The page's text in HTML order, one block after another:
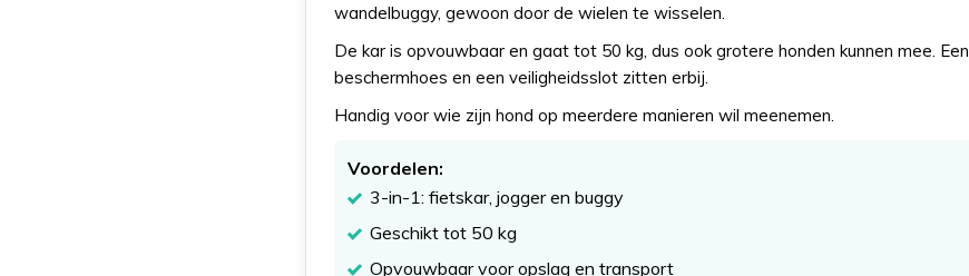
wandelbuggy, gewoon door de wielen te wisselen.
De kar is opvouwbaar en gaat tot 50 kg, dus ook grotere honden kunnen mee. Een
beschermhoes en een veiligheidsslot zitten erbij.
Handig voor wie zijn hond op meerdere manieren wil meenemen.
Voordelen:
3-in-1: fietskar, jogger en buggy
Geschikt tot 50 kg
Opvouwbaar voor opslag en transport